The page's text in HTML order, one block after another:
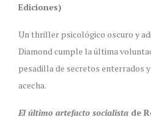
Ediciones)
Un thriller psicológico oscuro y
Diamond cumple la última
pesadilla de secretos enterrados y
acecha.
El último artefacto socialista de